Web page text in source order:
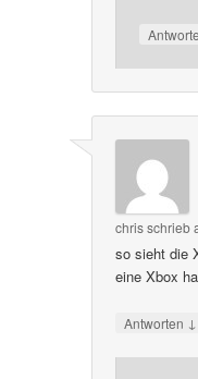
chrisschrieb
so sieht die
eine Xbox
Antworten ↓